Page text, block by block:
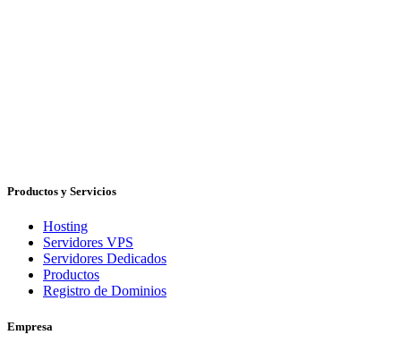
Productos y Servicios
Hosting
Servidores VPS
Servidores Dedicados
Productos
Registro de Dominios
Empresa